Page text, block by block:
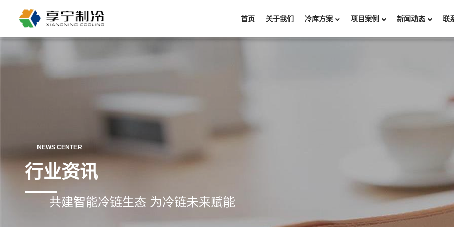
首页 关于我们 冷库方案 项目案例 新闻动态 联
NEWS CENTER
行业资讯
共建智能冷链生态 为冷链未来赋能